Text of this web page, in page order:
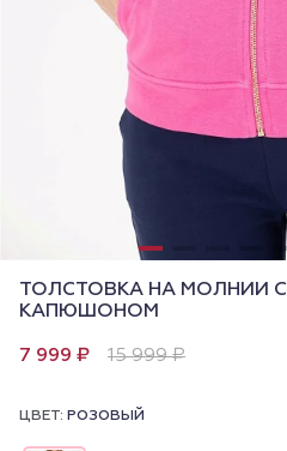
ТОЛСТОВКА НА МОЛНИИ С
КАПЮШОНОМ
7 999 ₽ 15 999 ₽
ЦВЕТ: РОЗОВЫЙ